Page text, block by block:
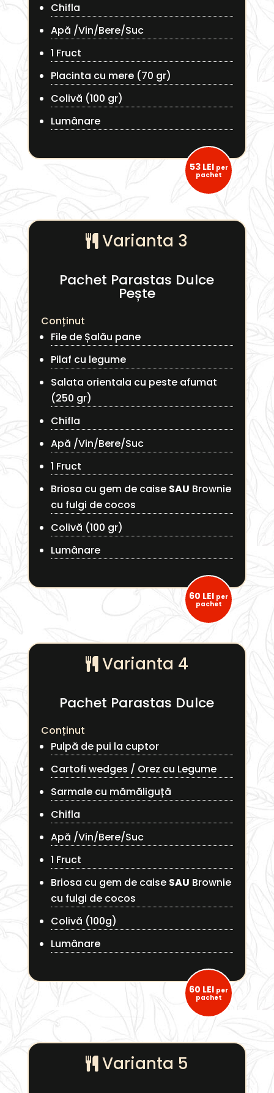
Chifla
Apă /Vin/Bere/Suc
1 Fruct
Placinta cu mere (70 gr)
Colivă (100 gr)
Lumânare
53 LEI per
pachet
Varianta 3
Pachet Parastas Dulce
Pește
Conținut
File de Șalău pane
Pilaf cu legume
Salata orientala cu peste afumat
(250 gr)
Chifla
Apă /Vin/Bere/Suc
1 Fruct
Briosa cu gem de caise SAU Brownie
cu fulgi de cocos
Colivă (100 gr)
Lumânare
60 LEI per
pachet
Varianta 4
Pachet Parastas Dulce
Conținut
Pulpă de pui la cuptor
Cartofi wedges / Orez cu Legume
Sarmale cu mămăliguță
Chifla
Apă /Vin/Bere/Suc
1 Fruct
Briosa cu gem de caise SAU Brownie
cu fulgi de cocos
Colivă (100g)
Lumânare
60 LEI per
pachet
Varianta 5